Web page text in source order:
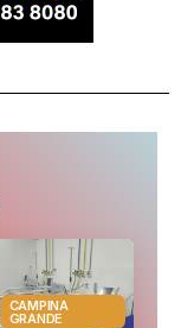
CAMPINA
GRANDE